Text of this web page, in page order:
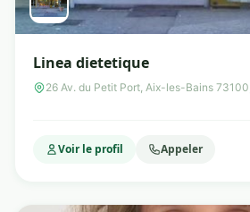
Linea dietetique
26 Av. du Petit Port, Aix-les-Bains
Voir le profil Appeler